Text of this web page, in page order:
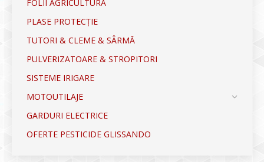
FOLII AGRICULTURĂ
PLASE PROTECȚIE
TUTORI & CLEME & SÂRMĂ
PULVERIZATOARE & STROPITORI
SISTEME IRIGARE
MOTOUTILAJE
GARDURI ELECTRICE
OFERTE PESTICIDE GLISSANDO